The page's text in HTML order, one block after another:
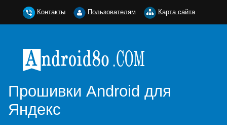
Прошивки Android для
Яндекс
Контакты Пользователям Карта сайта